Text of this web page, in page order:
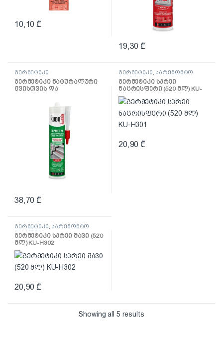
10,10 ₾
19,30₾
გერმეტიკი
გერმეტიკი ნატურალური
ქვისთვის და
გამჭვირვალე (280 მლ)
38,70 ₾
გერმეტიკი, სარემონტო
მასალები
გერმეტიკი სპრეი
ნაცრისფერი (520 მლ) KU-
H301
20,90 ₾
გერმეტიკი სარემონტო
მასალები
გერმეტიკი სპრეი შავი (520
მლ) KU-H302
20,90 ₾
Showing all 5 results